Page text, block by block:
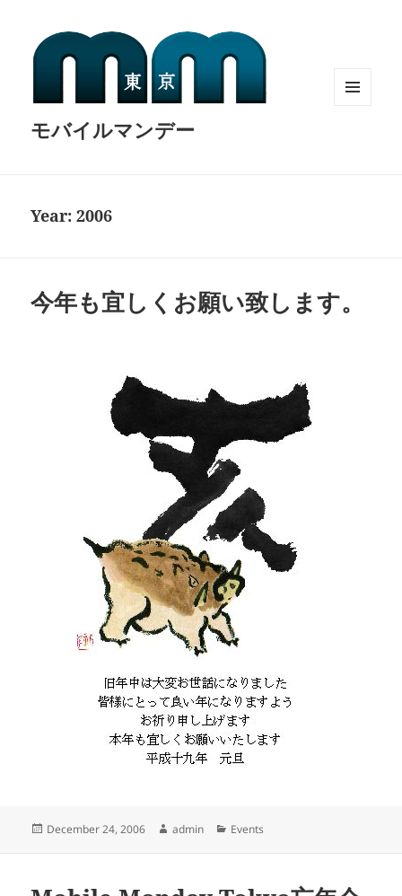
モバイルマンデー
Year:2006
今年も宜しくお願い致します。
Posted
December 24, 2006 Author
admin Categories
Events